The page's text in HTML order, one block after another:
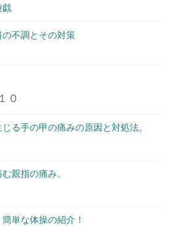
不調とその対策
０
る手の甲の痛みの原因と対処法。
親指の痛み。
単な体操の紹介！